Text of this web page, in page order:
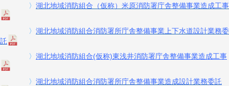
〉 湖北地域消防組合（仮称）米原消防署庁舎整備事業造成工事
〉 湖北地域消防組合消防署所庁舎整備事業上下水道設計業務委
託
〉 湖北地域消防組合(仮称)東浅井消防署庁舎整備事業造成工事
〉 湖北地域消防組合消防署所庁舎整備事業造成設計業務委託